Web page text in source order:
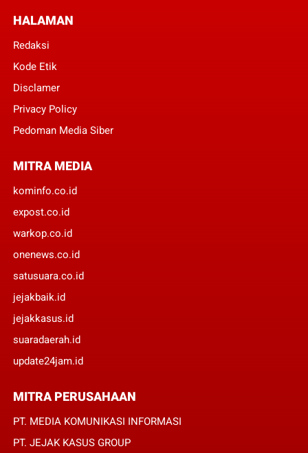
HALAMAN
Redaksi
Kode Etik
Disclamer
Privacy Policy
Pedoman Media Siber
MITRA MEDIA
kominfo.co.id
expost.co.id
warkop.co.id
onenews.co.id
satusuara.co.id
jejakbaik.id
jejakkasus.id
suaradaerah.id
update24jam.id
MITRA PERUSAHAAN
PT. MEDIA KOMUNIKASI INFORMASI
PT. JEJAK KASUS GROUP